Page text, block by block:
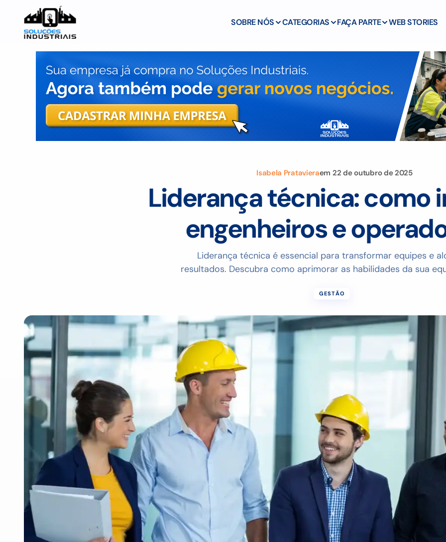
SOBRE NÓS CATEGORIAS FAÇA PARTE WEB STORIES
Isabela Pratavieraem 22 de outubro de 2025
Liderança técnica: como
engenheiros e
Liderança técnica é essencial para transformar equipes e
resultados. Descubra como aprimorar as habilidades da sua
GESTÃO